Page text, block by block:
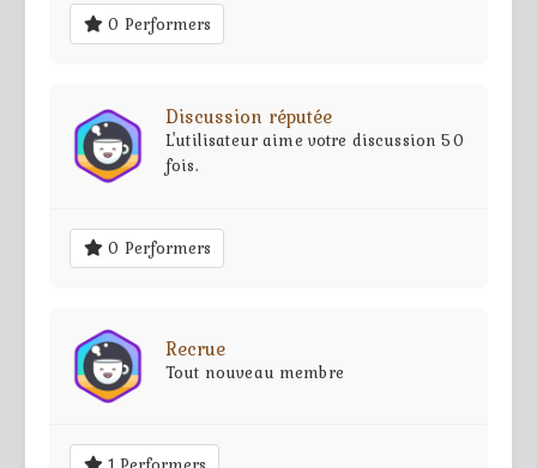
0 Performers
Discussion réputée
L'utilisateur aime votre discussion 50
fois.
0 Performers
Recrue
Tout nouveau membre